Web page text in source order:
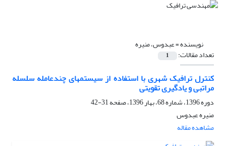
نویسنده =عبدوس، منیره
تعداد مقالات: 1
کنترل ترافیک شهری با استفاده از سیستمهای چندعامله سلسله
مراتبی و یادگیری تقویتی
دوره 1396، شماره 68، بهار 1396، صفحه
31-42
منیره عبدوس
مشاهده مقاله